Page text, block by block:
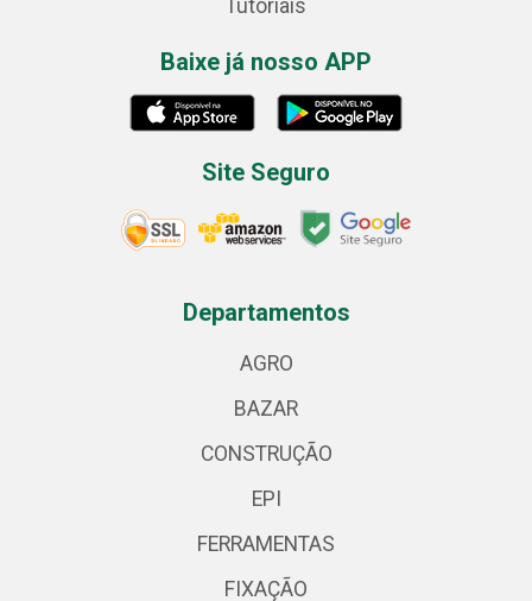
Tutoriais
Baixe já nosso APP
Site Seguro
Departamentos
AGRO
BAZAR
CONSTRUÇÃO
EPI
FERRAMENTAS
FIXAÇÃO